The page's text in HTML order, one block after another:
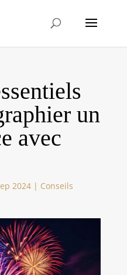
un
avec
2024| Conseils